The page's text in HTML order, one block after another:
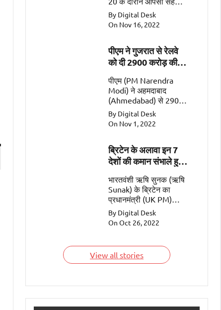
के महत्वपूर्ण क्षेत्रों जैसे कि
व्यापार, गतिशीलता, रक्षा और
सुरक्षा पर चर्चा की
By Digital Desk
On Nov 16, 2022
पीएम ने गुजरात से रेलवे
को दी 2900 करोड़ की
पीएम (PM Narendra
Modi) ने अहमदाबाद
(Ahmedabad) से 2900
करोड़ की 2 रेल
परियोजनाओं (Railway
Projects worth Rs
समर्पित।
By Digital Desk
On Nov 1, 2022
ब्रिटेन के अलावा इन 7
देशों की कमान संभाले हुए
भारतवंशी ऋषि सुनक (ऋषि
Sunak) के ब्रिटेन का
प्रधानमंत्री (UK PM)
बनना एक ऐतिहासिक पल
है। इसके अलावा सात ऐसे
देश हैं जिन्हें भारतवंशी चला
भारतवंशियों के बारे में।
By Digital Desk
On Oct 26, 2022
View all stories